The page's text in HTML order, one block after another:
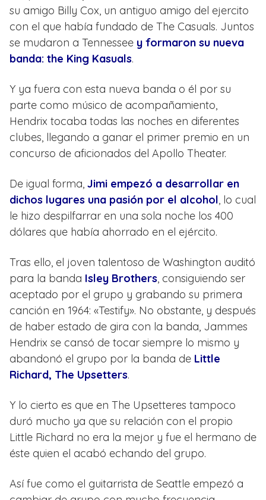
su amigo Billy Cox, un antiguo amigo del ejercito
con el que había fundado de The Casuals. Juntos
se mudaron a Tennessee y formaron su nueva
banda: the King Kasuals.
Y ya fuera con esta nueva banda o él por su
parte como músico de acompañamiento,
Hendrix tocaba todas las noches en diferentes
clubes, llegando a ganar el primer premio en un
concurso de aficionados del Apollo Theater.
De igual forma, Jimi empezó a desarrollar en
dichos lugares una pasión por el alcohol, lo cual
le hizo despilfarrar en una sola noche los 400
dólares que había ahorrado en el ejército.
Tras ello, el joven talentoso de Washington auditó
para la banda Isley Brothers, consiguiendo ser
aceptado por el grupo y grabando su primera
canción en 1964: «Testify». No obstante, y después
de haber estado de gira con la banda, Jammes
Hendrix se cansó de tocar siempre lo mismo y
abandonó el grupo por la banda de Little
Richard, The Upsetters.
Y lo cierto es que en The Upsetteres tampoco
duró mucho ya que su relación con el propio
Little Richard no era la mejor y fue el hermano de
éste quien el acabó echando del grupo.
Así fue como el guitarrista de Seattle empezó a